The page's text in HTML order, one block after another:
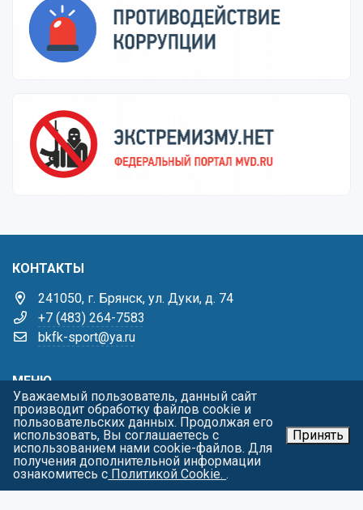
КОНТАКТЫ
241050, г. Брянск, ул. Дуки, д. 74
+7 (483) 264-7583
bkfk-sport@ya.ru
МЕНЮ
Главная
Жизнь училища
Виды спорта
Родителям
Тренерам
Уважаемый пользователь, данный сайт
производит обработку файлов cookie и
пользовательских данных. Продолжая его
использовать, Вы соглашаетесь с
использованием нами cookie-файлов. Для
получения дополнительной информации
ознакомитесь с Политикой Cookie..
Принять